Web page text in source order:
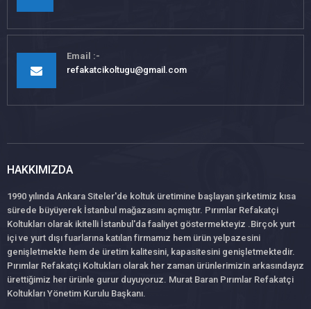
Email
refakatcikoltugu@gmail.com
HAKKIMIZDA
1990 yılında Ankara Siteler'de koltuk üretimine başlayan şirketimiz kısa
sürede büyüyerek İstanbul mağazasını açmıştır. Pırımlar Refakatçi
Koltukları olarak ikitelli İstanbul'da faaliyet göstermekteyiz .Birçok yurt
içi ve yurt dışı fuarlarına katılan firmamız hem ürün yelpazesini
genişletmekte hem de üretim kalitesini, kapasitesini genişletmektedir.
Pırımlar Refakatçi Koltukları olarak her zaman ürünlerimizin arkasındayız
ürettiğimiz her ürünle gurur duyuyoruz. Murat Baran Pırımlar Refakatçi
Koltukları Yönetim Kurulu Başkanı.